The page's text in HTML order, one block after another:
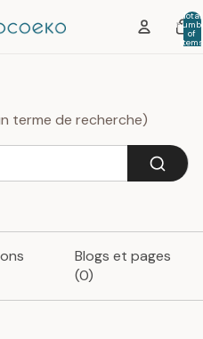
Total
of
items
terme de recherche)
Blogs et pages
(0)